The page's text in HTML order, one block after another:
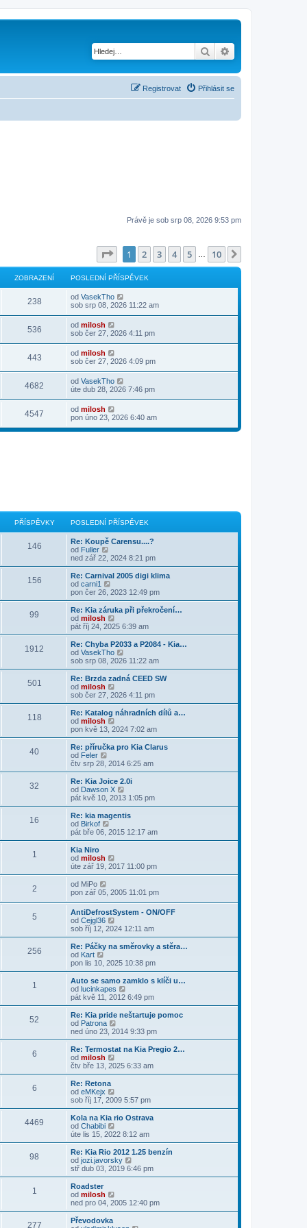
Hledat
Přihlásit se
Registrovat
Právě je sob srp 08, 2026 9:53 pm
Stránka z
1 2 3 4 5 10
ZOBRAZENÍ POSLEDNÍ PŘÍSPĚVEK
238 od VasekTho
sob srp 08, 2026 11:22 am
536 od milosh
sob čer 27, 2026 4:11 pm
443 od milosh
sob čer 27, 2026 4:09 pm
4682 od VasekTho
úte dub 28, 2026 7:46 pm
4547 od milosh
pon úno 23, 2026 6:40 am
PŘÍSPĚVKY POSLEDNÍ PŘÍSPĚVEK
146
Re: Koupě Carensu....?
od Fuller
o
b
r
a
z
p
o
s
e
d
n
í
p
ř
í
s
p
ě
v
e
k
ned zář 22, 2024 8:21 pm
156
Re: Carnival 2005 digi klima
od carni1
o
b
r
a
z
t
p
o
s
e
d
n
í
p
ř
í
s
p
v
e
k
pon čer 26, 2023 12:49 pm
99
Re: Kia záruka při překročení…
od milosh
o
b
r
a
z
p
o
s
e
n
í
p
í
s
p
ě
v
e
k
pát říj 24, 2025 6:39 am
1912
Re: Chyba P2033 a P2084 - Kia…
od VasekTho
o
b
r
z
t
p
o
s
e
n
í
p
í
s
p
v
e
sob srp 08, 2026 11:22 am
501
Re: Brzda zadná CEED SW
od milosh
o
b
r
z
p
o
s
e
d
n
í
p
í
s
v
e
sob čer 27, 2026 4:11 pm
118
Re: Katalog náhradních dílů a…
od milosh
o
b
r
a
z
p
o
s
e
n
í
í
s
ě
v
e
k
pon kvě 13, 2024 7:02 am
40
Re: příručka pro Kia Clarus
od Feler
o
b
r
a
z
p
o
s
d
n
í
ř
í
s
p
ě
v
e
k
čtv srp 28, 2014 6:25 am
32
Re: Kia Joice 2.0i
od Dawson X
o
b
r
z
o
s
d
n
í
ř
í
s
ě
v
e
k
pát kvě 10, 2013 1:05 pm
16
Re: kia magentis
od Birkof
o
b
a
z
p
o
s
l
e
d
n
í
ř
í
s
p
ě
v
e
k
pát bře 06, 2015 12:17 am
1
Kia Niro
od milosh
o
b
a
i
t
o
s
l
d
n
í
p
ř
í
s
p
ě
v
e
k
úte zář 19, 2017 11:00 pm
2 od MiPo
o
a
z
i
t
p
s
l
e
d
n
í
p
ř
í
s
p
ě
v
e
k
pon zář 05, 2005 11:01 pm
5
AntiDefrostSystem - ON/OFF
od Cejgl36
o
b
r
z
p
o
s
e
d
n
í
p
í
s
v
e
k
sob říj 12, 2024 12:11 am
256
Re: Páčky na směrovky a stěra…
od Kart
o
b
r
a
z
i
t
p
o
s
e
d
n
í
p
ř
í
s
p
ě
v
e
k
pon lis 10, 2025 10:38 pm
1
Auto se samo zamklo s klíči u…
od lucinkapes
o
b
r
z
p
o
s
n
í
p
í
s
p
ě
v
e
pát kvě 11, 2012 6:49 pm
52
Re: Kia pride neštartuje pomoc
od Patrona
o
b
r
z
o
s
e
n
í
p
ř
í
s
v
e
ned úno 23, 2014 9:33 pm
6
Re: Termostat na Kia Pregio 2…
od milosh
o
b
z
t
p
o
s
e
d
n
í
í
s
čtv bře 13, 2025 6:33 am
6
Re: Retona
od eMKejx
o
b
r
z
t
p
o
s
n
í
sob říj 17, 2009 5:57 pm
4469
Kola na Kia rio Ostrava
od Chabibi
o
b
r
a
z
o
s
úte lis 15, 2022 8:12 am
98
Re: Kia Rio 2012 1.25 benzín
od jozi.javorsky
o
b
z
p
stř dub 03, 2019 6:46 pm
1
Roadster
od milosh
o
b
a
ned pro 04, 2005 12:40 pm
277
Převodovka